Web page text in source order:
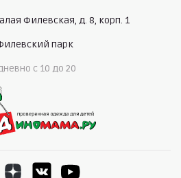
подходящие вещи
специалисты с опытом
с детской одеждой
мировых брендов
или доставки по России
Филевская, д. 8, корп. 1
парк
c 10 до 20